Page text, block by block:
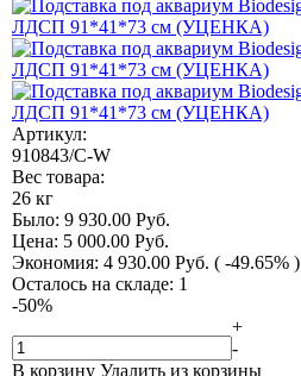
Артикул:
910843/C-W
Вес товара:
26 кг
Было: 9 930.00 Руб.
Цена: 5 000.00 Руб.
Экономия: 4 930.00 Руб. ( -49.65% )
Осталось на складе: 1
-50%
+
-
В корзину Удалить из корзины